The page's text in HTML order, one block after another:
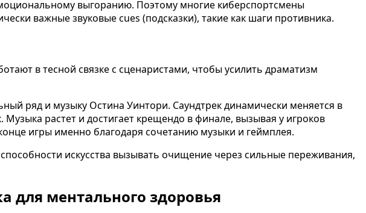
выгоранию. Поэтому многие киберспортсмены
важные звуковые cues (подсказки), такие как шаги противника.
в тесной связке с сценаристами, чтобы усилить драматизм
ряд и музыку Остина Уинтори. Саундтрек динамически меняется в
растет и достигает крещендо в финале, вызывая у игроков
игры именно благодаря сочетанию музыки и геймплея.
искусства вызывать очищение через сильные переживания,
для ментального здоровья